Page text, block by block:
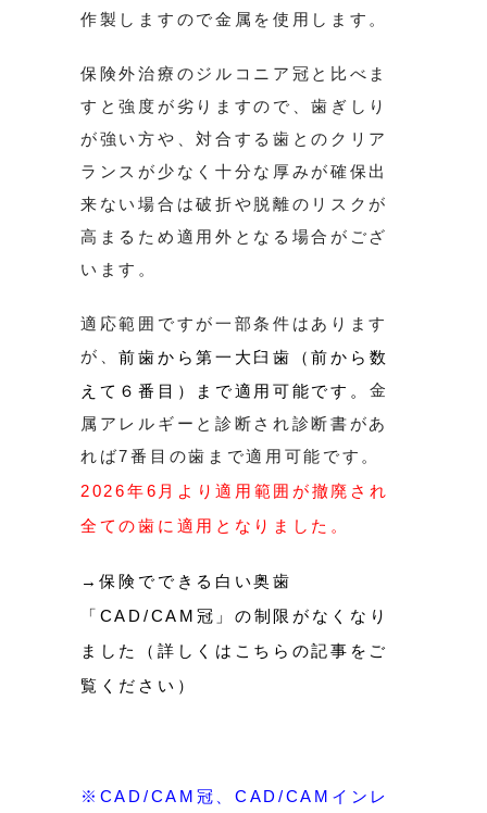
作製しますので金属を使用します。
保険外治療のジルコニア冠と比べま
すと強度が劣りますので、歯ぎしり
が強い方や、対合する歯とのクリア
ランスが少なく十分な厚みが確保出
来ない場合は破折や脱離のリスクが
高まるため適用外となる場合がござ
います。
適応範囲ですが一部条件はあります
が、前歯から第一大臼歯（前から数
えて６番目）まで適用可能です。 金
属アレルギーと診断され診断書があ
れば7番目の歯まで適用可能です。
2026年6月より適用範囲が撤廃され
全ての歯に適用となりました。
→保険でできる白い奥歯
「CAD/CAM冠」の制限がなくなり
ました（詳しくはこちらの記事をご
覧ください）
※CAD/CAM冠、CAD/CAMインレ